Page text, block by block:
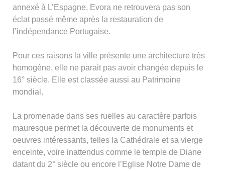
annexé à L’Espagne, Evora ne retrouvera pas son
éclat passé même après la restauration de
l’indépendance Portugaise.
Pour ces raisons la ville présente une architecture très
homogène, elle ne parait pas avoir changée depuis le
16° siècle. Elle est classée aussi au Patrimoine
mondial.
La promenade dans ses ruelles au caractère parfois
mauresque permet la découverte de monuments et
oeuvres intéressants, telles la Cathédrale et sa vierge
enceinte, voire inattendus comme le temple de Diane
datant du 2° siècle ou encore l’Eglise Notre Dame de